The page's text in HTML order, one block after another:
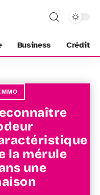
Business Crédit
la mérule
une